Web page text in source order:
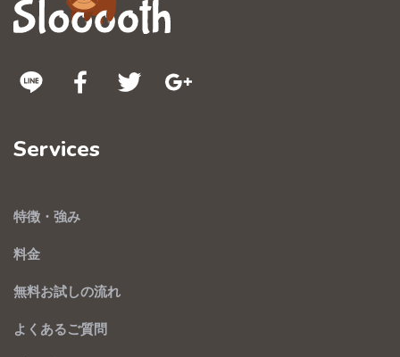
Services
特徴・強み
料金
無料お試しの流れ
よくあるご質問